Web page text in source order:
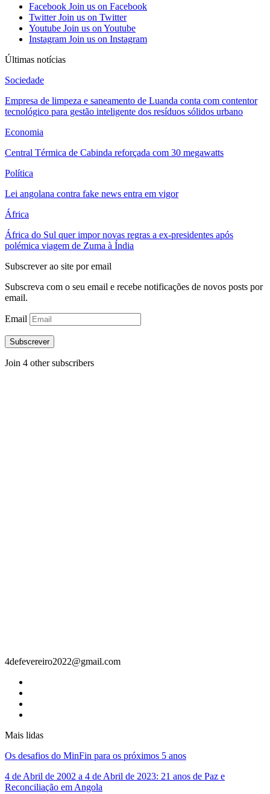
Facebook Join us on Facebook
Twitter Join us on Twitter
Youtube Join us on Youtube
Instagram Join us on Instagram
Últimas notícias
Sociedade
Empresa de limpeza e saneamento de Luanda conta com contentor
tecnológico para gestão inteligente dos resíduos sólidos urbano
Economia
Central Térmica de Cabinda reforçada com 30 megawatts
Política
Lei angolana contra fake news entra em vigor
África
África do Sul quer impor novas regras a ex-presidentes após
polémica viagem de Zuma à Índia
Subscrever ao site por email
Subscreva com o seu email e recebe notificações de novos posts por
email.
Email
Subscrever
Join 4 other subscribers
4defevereiro2022@gmail.com
Mais lidas
Os desafios do MinFin para os próximos 5 anos
4 de Abril de 2002 a 4 de Abril de 2023: 21 anos de Paz e
Reconciliação em Angola